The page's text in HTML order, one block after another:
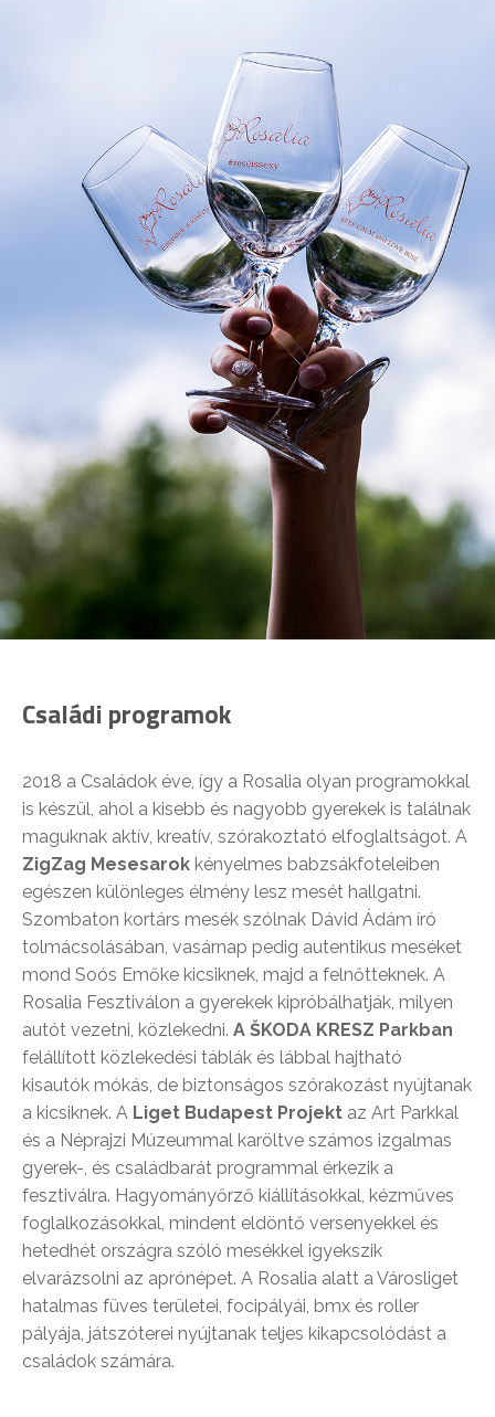
Családi programok
2018 a Családok éve, így a Rosalia olyan programokkal
is készül, ahol a kisebb és nagyobb gyerekek is találnak
maguknak aktív, kreatív, szórakoztató elfoglaltságot. A
ZigZag Mesesarok kényelmes babzsákfoteleiben
egészen különleges élmény lesz mesét hallgatni.
Szombaton kortárs mesék szólnak Dávid Ádám író
tolmácsolásában, vasárnap pedig autentikus meséket
mond Soós Emőke kicsiknek, majd a felnőtteknek. A
Rosalia Fesztiválon a gyerekek kipróbálhatják, milyen
autót vezetni, közlekedni. A ŠKODA KRESZ Parkban
felállított közlekedési táblák és lábbal hajtható
kisautók mókás, de biztonságos szórakozást nyújtanak
a kicsiknek. A Liget Budapest Projekt az Art Parkkal
és a Néprajzi Múzeummal karöltve számos izgalmas
gyerek-, és családbarát programmal érkezik a
fesztiválra. Hagyományőrző kiállításokkal, kézműves
foglalkozásokkal, mindent eldöntő versenyekkel és
hetedhét országra szóló mesékkel igyekszik
elvarázsolni az aprónépet. A Rosalia alatt a Városliget
hatalmas füves területei, focipályái, bmx és roller
pályája, játszóterei nyújtanak teljes kikapcsolódást a
családok számára.